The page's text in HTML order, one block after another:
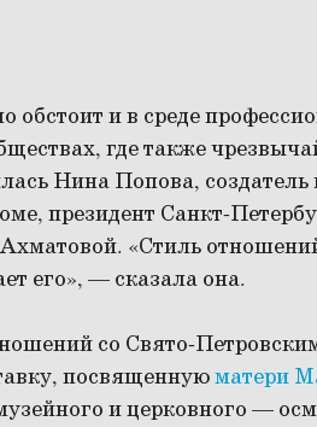
и в среде
где также
Нина Попова,
президент Санкт-
«Стиль
его», — сказала она.
со Свято-
посвященнуюматери
и церковного —